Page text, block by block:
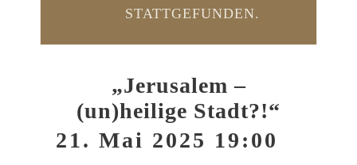
STATTGEFUNDEN.
„Jerusalem –
(un)heilige Stadt?!“
21. Mai 2025 19:00